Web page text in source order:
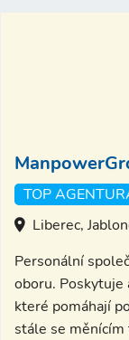
TOP
Liberec,
Personální
oboru. Poskytuje
které pomáhají
stále se měnícím